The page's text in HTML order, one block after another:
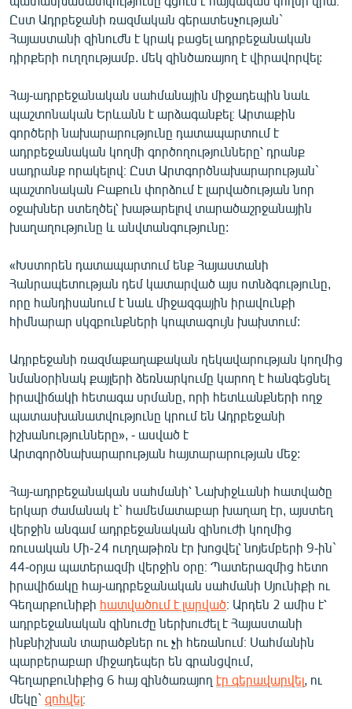
Ըստ Ադրբեջանի ռազմական գերատեսչության`
Հայաստանի զինուժն է կրակ բացել ադրբեջանական
դիրքերի ուղղությամբ. մեկ զինծառայող է վիրավորվել:
Հայ-ադրբեջանական սահմանային միջադեպին նաև
պաշտոնական Երևանն է արձագանքել։ Արտաքին
գործերի նախարարությունը դատապարտում է
ադրբեջանական կողմի գործողությունները՝ դրանք
սադրանք որակելով։ Ըստ Արտգործնախարարության`
պաշտոնական Բաքուն փորձում է լարվածության նոր
օջախներ ստեղծել՝ խաթարելով տարածաշրջանային
խաղաղությունը և անվտանգությունը:
«Խստորեն դատապարտում ենք Հայաստանի
Հանրապետության դեմ կատարված այս ոտնձգությունը,
որը հանդիսանում է նաև միջազգային իրավունքի
հիմնարար սկզբունքների կոպտագույն խախտում:
Ադրբեջանի ռազմաքաղաքական ղեկավարության կողմից
նմանօրինակ քայլերի ձեռնարկումը կարող է հանգեցնել
իրավիճակի հետագա սրմանը, որի հետևանքների ողջ
պատասխանատվությունը կրում են Ադրբեջանի
իշխանությունները», - ասված է
Արտգործնախարարության հայտարարության մեջ:
Հայ-ադրբեջանական սահմանի՝ Նախիջևանի հատվածը
երկար ժամանակ է` համեմատաբար խաղաղ էր, այստեղ
վերջին անգամ ադրբեջանական զինուժի կողմից
ռուսական Մի-24 ուղղաթիռն էր խոցվել՝ նոյեմբերի 9-ին`
44-օրյա պատերազմի վերջին օրը։ Պատերազմից հետո
իրավիճակը հայ-ադրբեջանական սահմանի Սյունիքի ու
Գեղարքունիքի հատվածում է լարված։ Արդեն 2 ամիս է՝
ադրբեջանական զինուժը ներխուժել է Հայաստանի
ինքնիշխան տարածքներ ու չի հեռանում։ Սահմանին
պարբերաբար միջադեպեր են գրանցվում,
Գեղարքունիքից 6 հայ զինծառայող էր գերավարվել , ու
մեկը` զոհվել։